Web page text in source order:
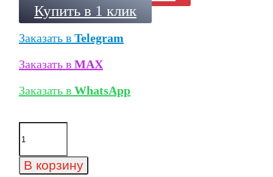
Купить в 1 клик
Заказать в Telegram
Заказать в MAX
Заказать в WhatsApp
Количество
товара
клинкерная
ступень
В корзину